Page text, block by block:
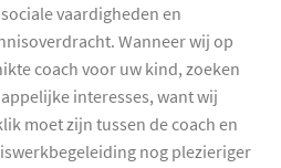
vaardigheden en
Wanneer wij op
coach voor uw kind, zoeken
interesses, want wij
moet zijn tussen de coach en
nog plezieriger